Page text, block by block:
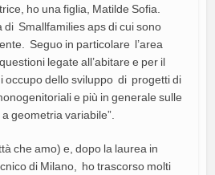
ho una figlia, Matilde Sofia.
di Smallfamilies aps di cui sono
Seguo in particolare l’area
legate all’abitare e per il
occupo dello sviluppo di progetti di
e più in generale sulle
geometria variabile”.
che amo) e, dopo la laurea in
di Milano, ho trascorso molti